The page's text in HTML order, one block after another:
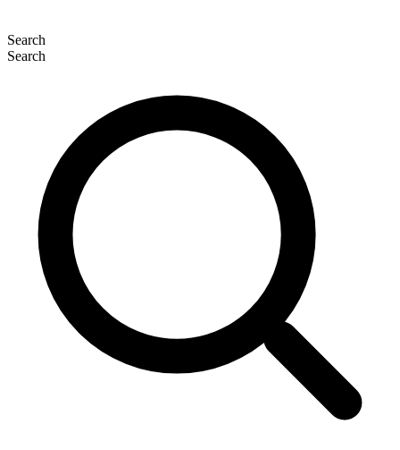
Search
Search